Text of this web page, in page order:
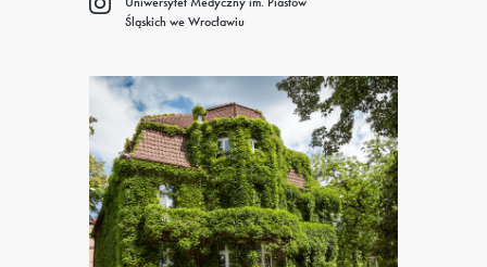
Śląskich we Wrocławiu